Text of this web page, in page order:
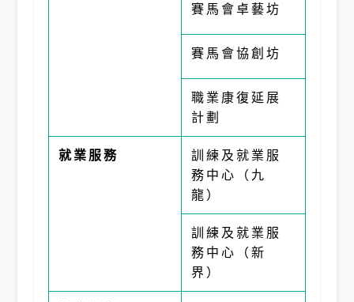
賽馬會卓藝坊
賽馬會協創坊
職業康復延展
計劃
就業服務
訓練及就業服
務中心（九
龍）
訓練及就業服
務中心（新
界）